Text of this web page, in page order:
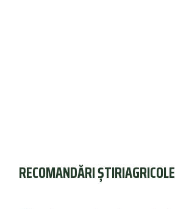
RECOMANDĂRI ȘTIRIAGRICOLE